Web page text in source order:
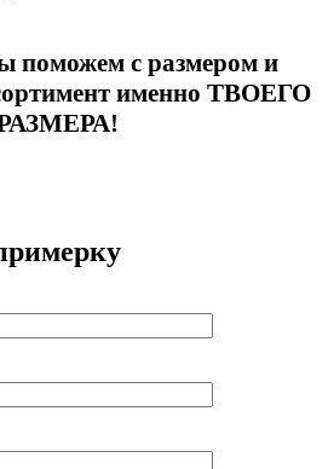
с размером и
именно ТВОЕГО